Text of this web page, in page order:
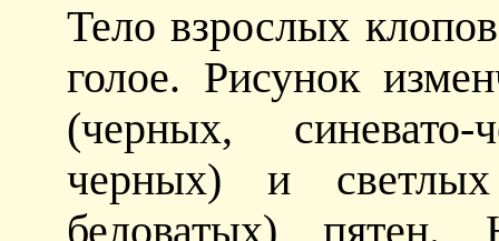
Тело взрослых
голое. Рисунок
(черных,
черных) и
беловатых) пятен.